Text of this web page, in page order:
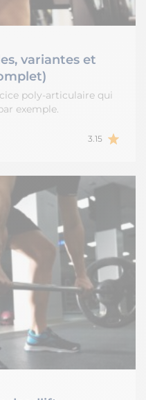
variantes et
poly-articulaire qui
exemple.
3.15